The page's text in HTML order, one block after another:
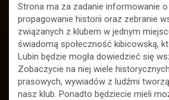
Strona ma za zadanie informowanie o
propagowanie historii oraz zebranie
związanych z klubem w jednym
świadomą społeczność kibicowską,
Lubin będzie mogła dowiedzieć się
Zobaczycie na niej wiele
prasowych, wywiadów z ludźmi
nasz klub. Ponadto będziecie mieli